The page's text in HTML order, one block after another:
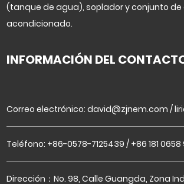
(tanque de agua), soplador y conjunto de
acondicionado.
INFORMACIÓN DEL
Correo electrónico:david@zjnem.com /
Teléfono: +86-0578-7125439 / +86 181 0658
Dirección：No. 98, Calle Guangda, Zona